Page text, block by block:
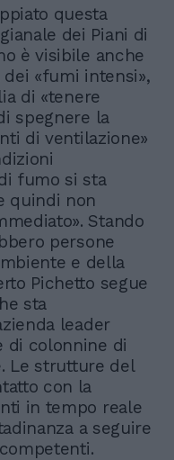
questa
dei Piani di
è visibile anche
dei «fumi intensi»,
di «tenere
spegnere la
di ventilazione»
fumo si sta
quindi non
Stando
persone
e della
Pichetto segue
sta
leader
di colonnine di
Le strutture del
con la
in tempo reale
a seguire